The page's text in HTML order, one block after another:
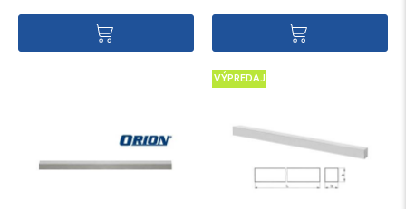
VÝPREDAJ